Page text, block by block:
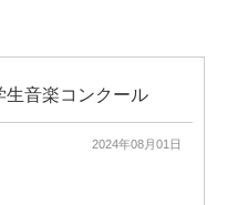
音楽コンクール
2024年08月01日